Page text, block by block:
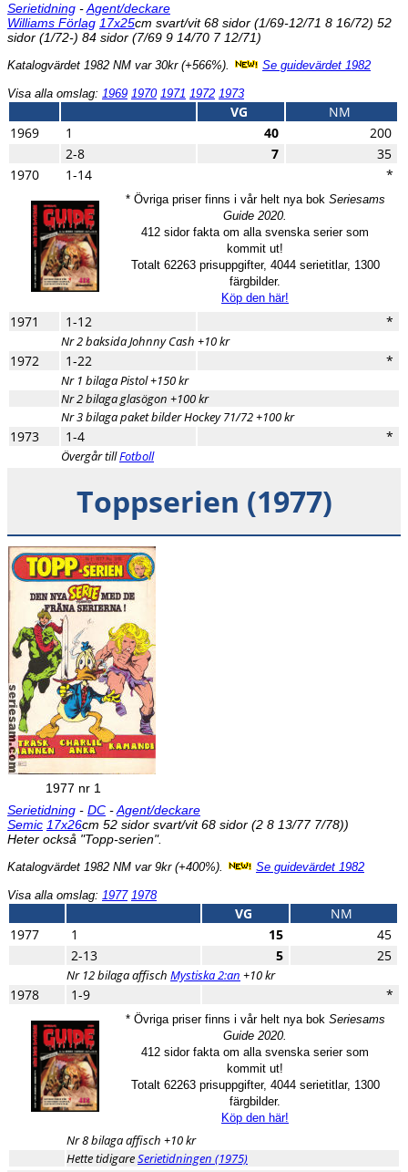
Serietidning -Agent/deckare
Williams Förlag 17x25cm svart/vit 68 sidor (1/69-12/71 8 16/72) 52
sidor (1/72-) 84 sidor (7/69 9 14/70 7 12/71)
Katalogvärdet 1982 NM var 30kr (+566%). Se guidevärdet 1982
Visa alla omslag: 1969 1970 1971 1972 1973
VG
NM
1969
1 40
200
2-8
7
35
1970
1-14 *
* Övriga priser finns i vår helt nya bok Seriesams
Guide 2020.
412 sidor fakta om alla svenska serier som
kommit ut!
Totalt 62263 prisuppgifter, 4044 serietitlar, 1300
färgbilder.
Köp den här!
1971 1-12 *
Nr 2 baksida Johnny Cash +10 kr
1972 1-22 *
Nr 1 bilaga Pistol +150 kr
Nr 2 bilaga glasögon +100 kr
Nr 3 bilaga paket bilder Hockey 71/72 +100 kr
1973 1-4 *
Övergår tillFotboll
Toppserien (1977)
1977 nr 1
Serietidning - DC -Agent/deckare
Semic 17x26cm 52 sidor svart/vit 68 sidor (2 8 13/77 7/78))
Heter också "Topp-serien".
Katalogvärdet 1982 NM var 9kr (+400%). Se guidevärdet 1982
Visa alla omslag: 1977 1978
VG
NM
1977
1 15
45
2-13
5 25
Nr 12 bilaga affisch Mystiska 2:an +10 kr
1978 1-9 *
* Övriga priser finns i vår helt nya bok Seriesams
Guide 2020.
412 sidor fakta om alla svenska serier som
kommit ut!
Totalt 62263 prisuppgifter, 4044 serietitlar, 1300
färgbilder.
Köp den här!
Nr 8 bilaga affisch +10 kr
Hette tidigareSerietidningen (1975)